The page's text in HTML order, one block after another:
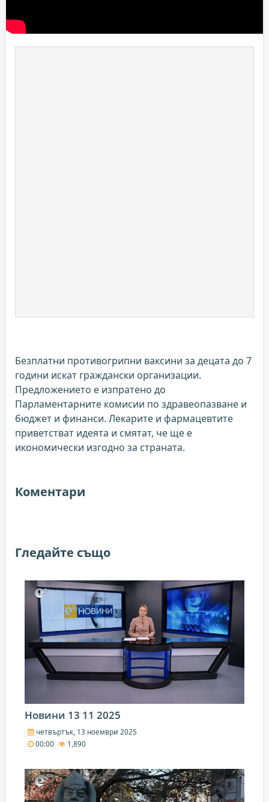
Безплатни противогрипни ваксини за децата до 7
години искат граждански организации.
Предложението е изпратено до
Парламентарните комисии по здравеопазване и
бюджет и финанси. Лекарите и фармацевтите
приветстват идеята и смятат, че ще е
икономически изгодно за страната.
Коментари
Гледайте също
Новини 13 11 2025
четвъртък, 13 ноември 2025
00:00
1,890